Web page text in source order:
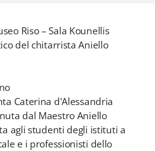
Riso – Sala Kounellis
del chitarrista Aniello
Caterina d'Alessandria
dal Maestro Aniello
agli studenti degli istituti a
e i professionisti dello